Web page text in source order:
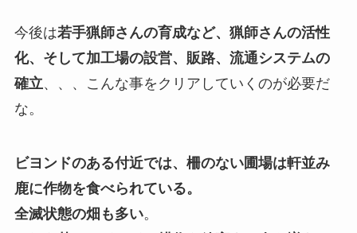
今後は若手猟師さんの育成など、猟師さんの活性
化、そして加工場の設営、販路、流通システムの
確立、、、こんな事をクリアしていくのが必要だ
な。
ビヨンドのある付近では、柵のない圃場は軒並み
鹿に作物を食べられている。
全滅状態の畑も多い。